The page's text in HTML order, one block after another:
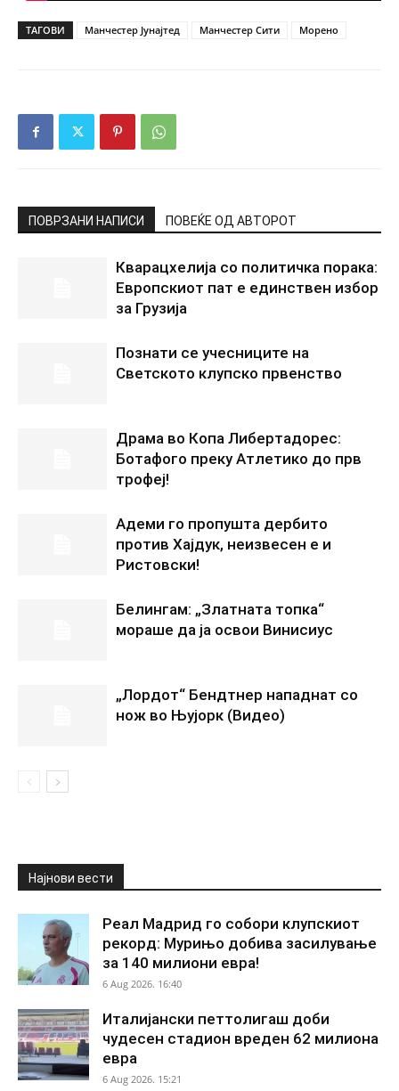
ТАГОВИ Манчестер Јунајтед Манчестер Сити Морено
ПОВРЗАНИ НАПИСИ ПОВЕЌЕ ОД АВТОРОТ
Кварацхелија со политичка порака:
Европскиот пат е единствен избор
за Грузија
Познати се учесниците на
Светското клупско првенство
Драма во Копа Либертадорес:
Ботафого преку Атлетико до прв
трофеј!
Адеми го пропушта дербито
против Хајдук, неизвесен е и
Ристовски!
Белингам: „Златната топка“
мораше да ја освои Винисиус
„Лордот“ Бендтнер нападнат со
нож во Њујорк (Видео)
Најнови вести
Реал Мадрид го собори клупскиот
рекорд: Мурињо добива засилување
за 140 милиони евра!
6 Aug 2026. 16:40
Италијански петтолигаш доби
чудесен стадион вреден 62 милиона
евра
6 Aug 2026. 15:21